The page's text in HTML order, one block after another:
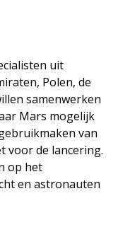
uit
Polen, de
samenwerken
Mars mogelijk
van
voor de lancering.
op het
en astronauten